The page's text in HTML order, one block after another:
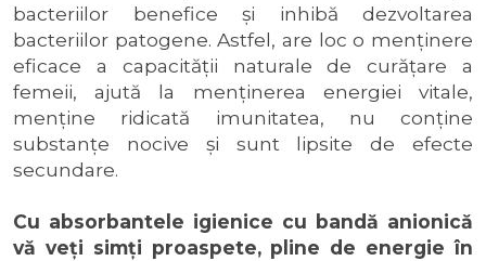
bacteriilor benefice şi inhibă dezvoltarea
bacteriilor patogene. Astfel, are loc o menţinere
eficace a capacităţii naturale de curăţare a
femeii, ajută la menţinerea energiei vitale,
menţine ridicată imunitatea, nu conţine
substanţe nocive şi sunt lipsite de efecte
secundare.
Cu absorbantele igienice cu bandă anionică
vă veţi simţi proaspete, pline de energie în